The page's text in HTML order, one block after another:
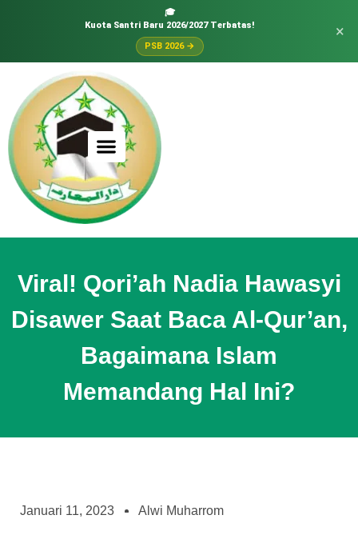
🎓
Kuota Santri Baru 2026/2027 Terbatas!
PSB 2026 →
×
Viral! Qori’ah Nadia Hawasyi
Disawer Saat Baca Al-Qur’an,
Bagaimana Islam
Memandang Hal Ini?
Januari 11, 2023 Alwi Muharrom